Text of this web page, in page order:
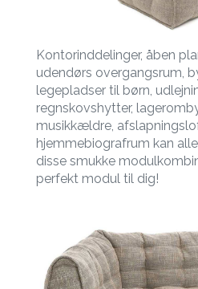
Kontorinddelinger, åben
udendørs overgangsrum,
legepladser til børn,
regnskovshytter,
musikkældre,
hjemmebiografrum kan
disse smukke
perfekt modul til dig!